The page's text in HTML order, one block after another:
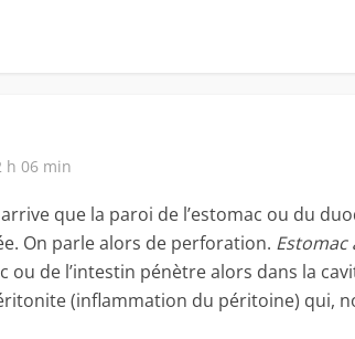
h 06 min
que la paroi de l’estomac ou du
On parle alors de perforation. Estomac
ou de l’intestin pénètre alors dans la
(inflammation du péritoine) qui,